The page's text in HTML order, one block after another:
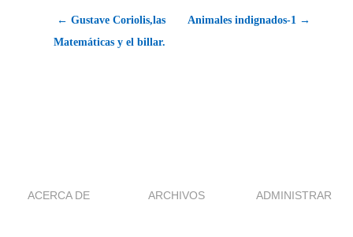
← Gustave Coriolis,las
Matemáticas y el billar.
Animales indignados-1 →
ACERCA DE ARCHIVOS ADMINISTRAR